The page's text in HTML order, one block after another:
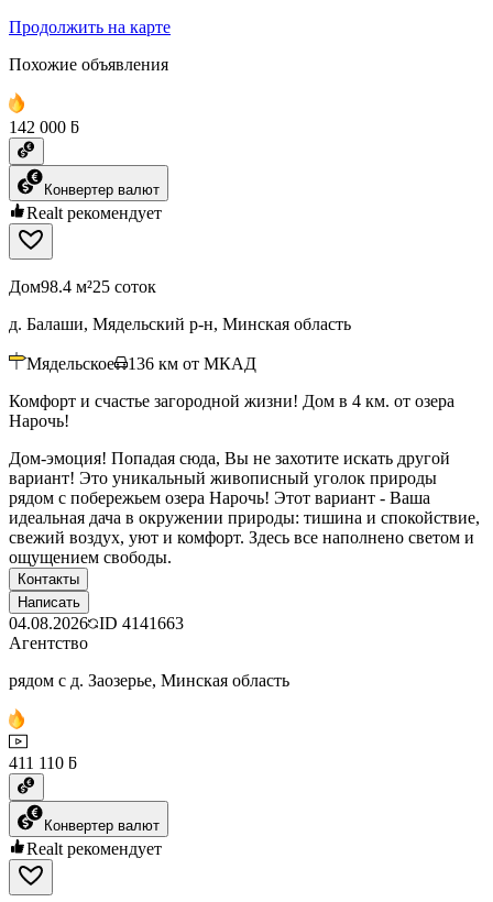
Продолжить на карте
Похожие объявления
142 000 ƃ
Конвертер валют
Realt рекомендует
Дом98.4 м²25 соток
д. Балаши, Мядельский р-н, Минская область
Мядельское 136 км от МКАД
Комфорт и счастье загородной жизни! Дом в 4 км. от озера
Нарочь!
Дом-эмоция! Попадая сюда, Вы не захотите искать другой
вариант! Это уникальный живописный уголок природы
рядом с побережьем озера Нарочь! Этот вариант - Ваша
идеальная дача в окружении природы: тишина и спокойствие,
свежий воздух, уют и комфорт. Здесь все наполнено светом и
ощущением свободы.
Контакты
Написать
04.08.2026 ID 4141663
Агентство
рядом с д. Заозерье, Минская область
411 110 ƃ
Конвертер валют
Realt рекомендует